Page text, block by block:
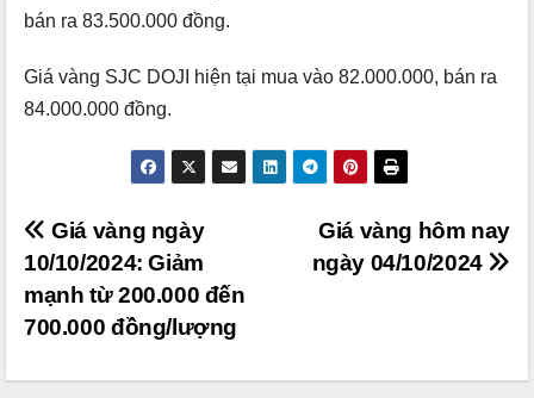
bán ra 83.500.000 đồng.
Giá vàng SJC DOJI hiện tại mua vào 82.000.000, bán ra
84.000.000 đồng.
Điều
hướng
bài
viết
Giá vàng hôm nay
ngày 04/10/2024
Giá vàng ngày
10/10/2024: Giảm
mạnh từ 200.000 đến
700.000 đồng/lượng